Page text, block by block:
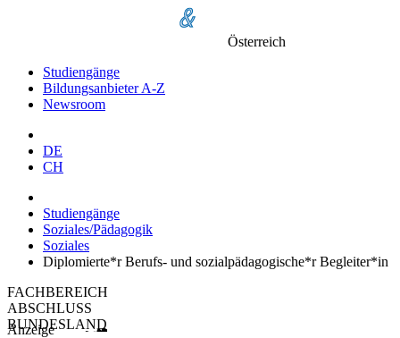
Österreich
Studiengänge
Bildungsanbieter A-Z
Newsroom
DE
CH
Studiengänge
Soziales/Pädagogik
Soziales
Diplomierte*r Berufs- und sozialpädagogische*r Begleiter*in
FACHBEREICH
ABSCHLUSS
BUNDESLAND
Anzeige